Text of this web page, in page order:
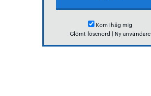
Kom ihåg mig
Glömt lösenord
Ny användare